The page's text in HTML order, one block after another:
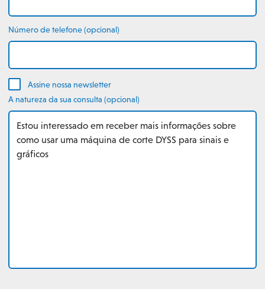
Número de telefone (opcional)
Assine nossa newsletter
A natureza da sua consulta (opcional)